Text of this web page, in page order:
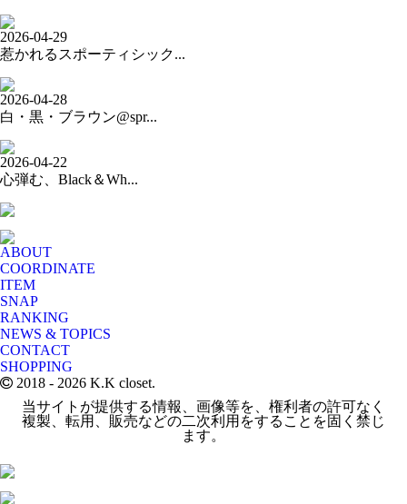
2026-04-29
惹かれるスポーティシック...
2026-04-28
白・黒・ブラウン@spr...
2026-04-22
心弾む、Black＆Wh...
ABOUT
COORDINATE
ITEM
SNAP
RANKING
NEWS & TOPICS
CONTACT
SHOPPING
2018 - 2026 K.K closet.
当サイトが提供する情報、画像等を、権利者の許可なく
複製、転用、販売などの二次利用をすることを固く禁じ
ます。